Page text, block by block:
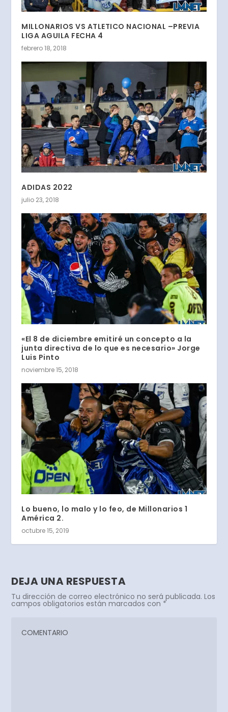
MILLONARIOS VS ATLETICO NACIONAL –PREVIA
LIGA AGUILA FECHA 4
febrero 18, 2018
ADIDAS 2022
julio 23, 2018
«El 8 de diciembre emitiré un concepto a la
junta directiva de lo que es necesario» Jorge
Luis Pinto
noviembre 15, 2018
Lo bueno, lo malo y lo feo, de Millonarios 1
América 2.
octubre 15, 2019
DEJA UNA RESPUESTA
Tu dirección de correo electrónico no será publicada. Los
campos obligatorios están marcados con *